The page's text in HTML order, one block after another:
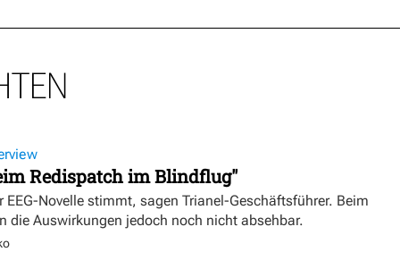
Redispatch im Blindflug"
EEG-Novelle stimmt, sagen Trianel-Geschäftsführer. Beim
die Auswirkungen jedoch noch nicht absehbar.